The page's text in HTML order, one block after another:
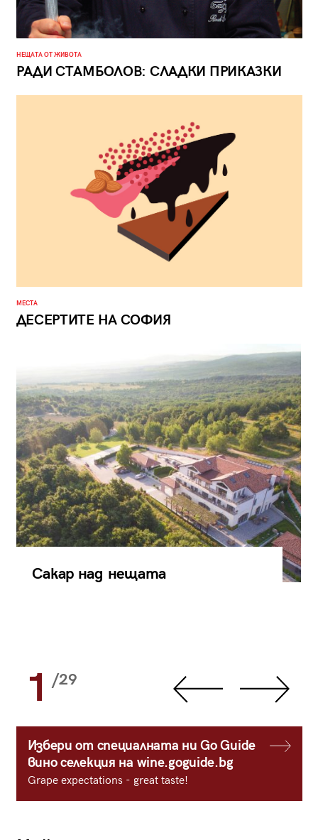
НЕЩАТА ОТ ЖИВОТА
РАДИ СТАМБОЛОВ: СЛАДКИ ПРИКАЗКИ
МЕСТА
ДЕСЕРТИТЕ НА СОФИЯ
Сакар над нещата
1 /29
Избери от специалната ни Go Guide
вино селекция на wine.goguide.bg
Grape expectations - great taste!